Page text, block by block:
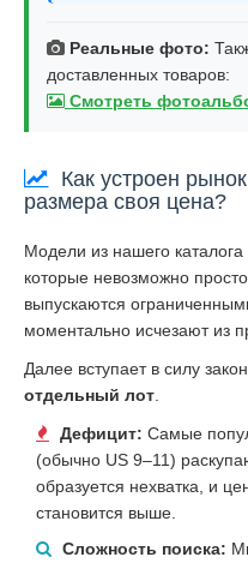
Реальные фото:
доставленных товаров:
Смотреть
Как устроен
размера своя цена?
Модели из нашего
которые невозможно
выпускаются
моментально исчезают из
Далее вступает в силу
отдельный лот
Дефицит: Самые
(обычно US 9–11)
образуется нехватка, и
становится выше.
Сложность поиска: